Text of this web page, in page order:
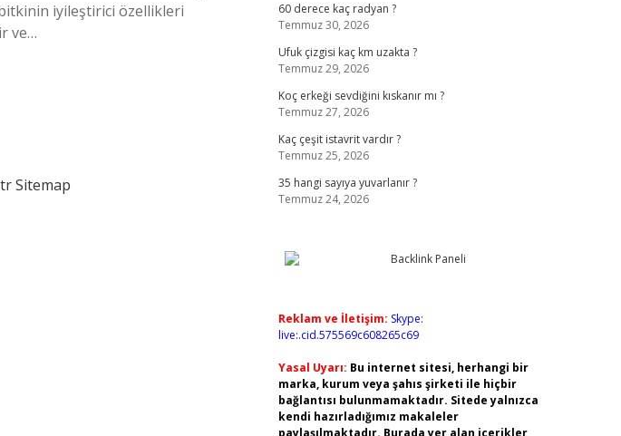
iyileştirici özellikleri
ve…
Sitemap
60 derece kaç radyan ?
Temmuz 30, 2026
Ufuk çizgisi kaç km uzakta ?
Temmuz 29, 2026
Koç erkeği sevdiğini kıskanır mı ?
Temmuz 27, 2026
Kaç çeşit istavrit vardır ?
Temmuz 25, 2026
35 hangi sayıya yuvarlanır ?
Temmuz 24, 2026
Reklam ve İletişim: Skype:
live:.cid.575569c608265c69
Yasal Uyarı: Bu internet sitesi, herhangi bir
marka, kurum veya şahıs şirketi ile hiçbir
bağlantısı bulunmamaktadır. Sitede yalnızca
kendi hazırladığımız makaleler
paylaşılmaktadır. Burada yer alan içerikler